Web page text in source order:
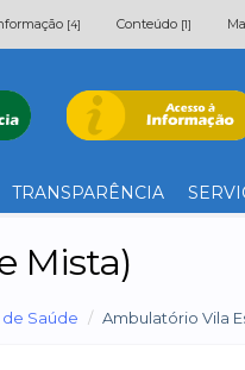
[4] Conteúdo [1]
TRANSPARÊNCIA
Mista)
Saúde Ambulatório Vila